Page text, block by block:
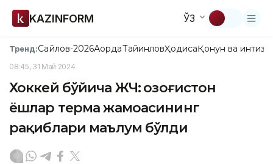
KAZINFORM ЎЗ
Тренд:Сайлов-2026АқордаТайинловҲодисаҚонун ва
08:45, 31 Май 2024
Хоккей бўйича ЖЧ: Қозоғистон
ёшлар терма жамоасининг
рақиблари маълум бўлди